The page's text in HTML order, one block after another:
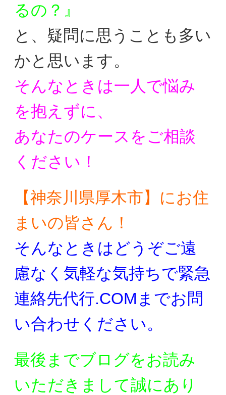
るの？』
と、疑問に思うことも多い
かと思います。
そんなときは一人で悩み
を抱えずに、
あなたのケースをご相談
ください！
【神奈川県厚木市】にお住
まいの皆さん！
そんなときはどうぞご遠
慮なく気軽な気持ちで緊急
連絡先代行.COMまでお問
い合わせください。
最後までブログをお読み
いただきまして誠にあり